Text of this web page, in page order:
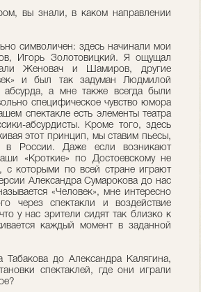
вы знали, в каком направлении
символичен: здесь начинали мои
Игорь Золотовицкий. Я ощущал
Женовач и Шамиров, другие
и был так задуман Людмилой
абсурда, а мне также всегда были
специфическое чувство юмора
спектакле есть элементы театра
абсурдисты. Кроме того, здесь
этот принцип, мы ставим пьесы,
России. Даже если возникают
«Кроткие» по Достоевскому не
которыми по всей стране играют
Александра Сумарокова до нас
«Человек», мне интересно
через спектакли и воздействие
у нас зрители сидят так близко к
каждый момент в заданной
до Александра Калягина,
спектаклей, где они играли